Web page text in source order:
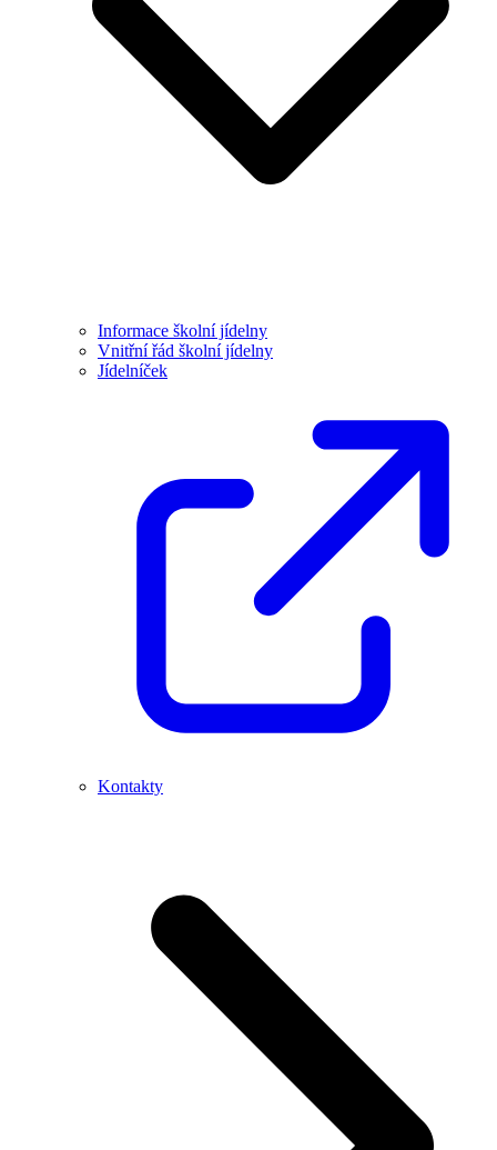
Informace školní jídelny
Vnitřní řád školní jídelny
Jídelníček
Kontakty